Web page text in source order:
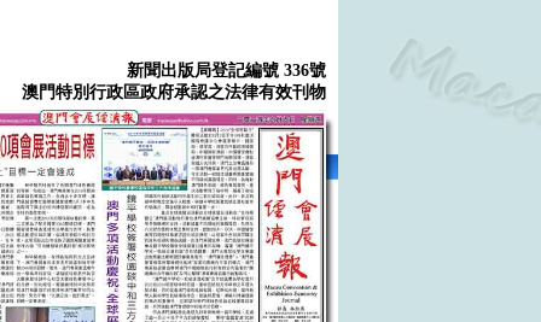
新聞出版局登記編號 336號
澳門特別行政區政府承認之法律有效刊物